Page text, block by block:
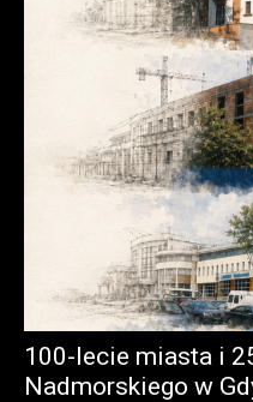
100-lecie miasta i
Nadmorskiego w